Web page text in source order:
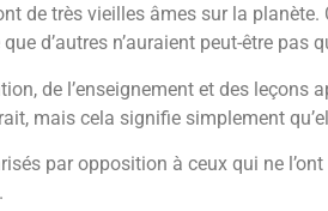
de très vieilles âmes sur la
d’autres n’auraient peut-être pas
de l’enseignement et des
mais cela signifie simplement
par opposition à ceux qui ne